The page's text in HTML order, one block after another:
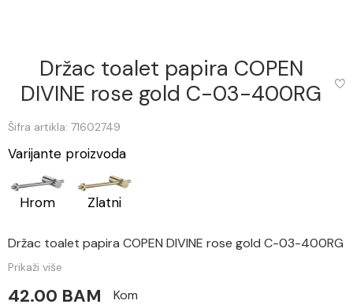
Držac toalet papira COPEN
DIVINE rose gold C-03-400RG
Šifra artikla: 71602749
Varijante proizvoda
Hrom Zlatni
Držac toalet papira COPEN DIVINE rose gold C-03-400RG
Prikaži više
42.00 BAM Kom